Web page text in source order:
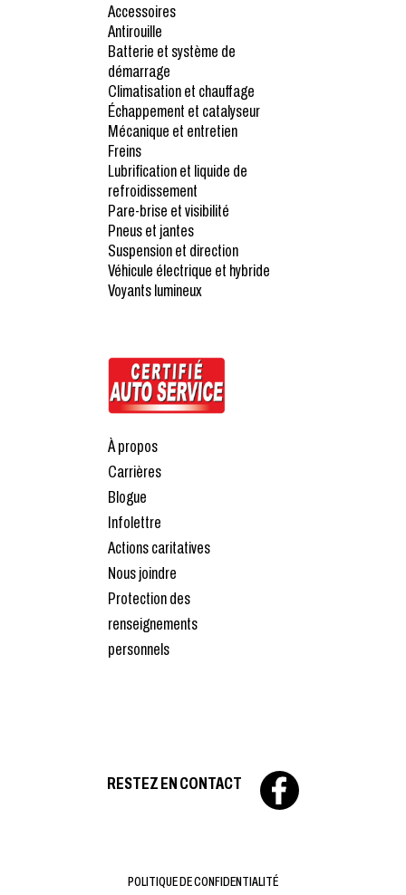
Accessoires
Antirouille
Batterie et système de
démarrage
Climatisation et chauffage
Échappement et catalyseur
Mécanique et entretien
Freins
Lubrification et liquide de
refroidissement
Pare-brise et visibilité
Pneus et jantes
Suspension et direction
Véhicule électrique et hybride
Voyants lumineux
À propos
Carrières
Blogue
Infolettre
Actions caritatives
Nous joindre
Protection des
renseignements
personnels
RESTEZ EN CONTACT
POLITIQUE DE CONFIDENTIALITÉ